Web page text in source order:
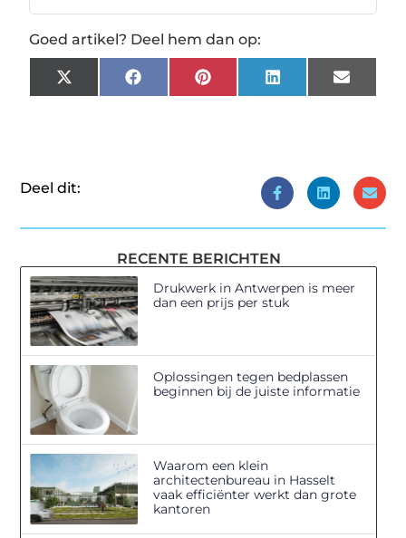
Goed artikel? Deel hem dan op:
X
(Twitter)
FacebookPinterestLinkedInEmail
Deel dit:
RECENTE BERICHTEN
Drukwerk in Antwerpen is meer
dan een prijs per stuk
Oplossingen tegen bedplassen
beginnen bij de juiste informatie
Waarom een klein
architectenbureau in Hasselt
vaak efficiënter werkt dan grote
kantoren